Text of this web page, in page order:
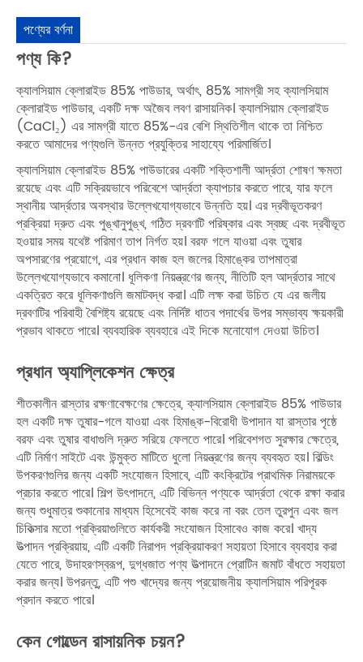
পণ্যের বর্ণনা
পণ্য কি?
ক্যালসিয়াম ক্লোরাইড 85% পাউডার, অর্থাৎ, 85% সামগ্রী সহ ক্যালসিয়াম
ক্লোরাইড পাউডার, একটি দক্ষ অজৈব লবণ রাসায়নিক। ক্যালসিয়াম ক্লোরাইড
(CaCl₂) এর সামগ্রী যাতে 85%-এর বেশি স্থিতিশীল থাকে তা নিশ্চিত
করতে আমাদের পণ্যগুলি উন্নত প্রযুক্তির সাহায্যে পরিমার্জিত।
ক্যালসিয়াম ক্লোরাইড 85% পাউডারের একটি শক্তিশালী আর্দ্রতা শোষণ ক্ষমতা
রয়েছে এবং এটি সক্রিয়ভাবে পরিবেশে আর্দ্রতা ক্যাপচার করতে পারে, যার ফলে
স্থানীয় আর্দ্রতার অবস্থার উল্লেখযোগ্যভাবে উন্নতি হয়। এর দ্রবীভূতকরণ
প্রক্রিয়া দ্রুত এবং পুঙ্খানুপুঙ্খ, গঠিত দ্রবণটি পরিষ্কার এবং স্বচ্ছ এবং দ্রবীভূত
হওয়ার সময় যথেষ্ট পরিমাণ তাপ নির্গত হয়। বরফ গলে যাওয়া এবং তুষার
অপসারণের প্রয়োগে, এর প্রধান কাজ হল জলের হিমাঙ্কের তাপমাত্রা
উল্লেখযোগ্যভাবে কমানো। ধূলিকণা নিয়ন্ত্রণের জন্য, নীতিটি হল আর্দ্রতার সাথে
একত্রিত করে ধূলিকণাগুলি জমাটবদ্ধ করা। এটি লক্ষ করা উচিত যে এর জলীয়
দ্রবণটির পরিবাহী বৈশিষ্ট্য রয়েছে এবং নির্দিষ্ট ধাতব পদার্থের উপর সম্ভাব্য ক্ষয়কারী
প্রভাব থাকতে পারে। ব্যবহারিক ব্যবহারে এই দিকে মনোযোগ দেওয়া উচিত।
প্রধান অ্যাপ্লিকেশন ক্ষেত্র
শীতকালীন রাস্তার রক্ষণাবেক্ষণের ক্ষেত্রে, ক্যালসিয়াম ক্লোরাইড 85% পাউডার
হল একটি দক্ষ তুষার-গলে যাওয়া এবং হিমাঙ্ক-বিরোধী উপাদান যা রাস্তার পৃষ্ঠে
বরফ এবং তুষার বাধাগুলি দ্রুত সরিয়ে ফেলতে পারে। পরিবেশগত সুরক্ষার ক্ষেত্রে,
এটি নির্মাণ সাইটে এবং উন্মুক্ত মাটিতে ধুলো নিয়ন্ত্রণের জন্য ব্যবহৃত হয়। বিল্ডিং
উপকরণগুলির জন্য একটি সংযোজন হিসাবে, এটি কংক্রিটের প্রাথমিক নিরাময়কে
প্রচার করতে পারে। শিল্প উৎপাদনে, এটি বিভিন্ন পণ্যকে আর্দ্রতা থেকে রক্ষা করার
জন্য শুধুমাত্র শুকানোর মাধ্যম হিসেবেই কাজ করে না বরং তেল তুরপুন এবং জল
চিকিত্সার মতো প্রক্রিয়াগুলিতে কার্যকরী সংযোজন হিসাবেও কাজ করে। খাদ্য
উত্পাদন প্রক্রিয়ায়, এটি একটি নিরাপদ প্রক্রিয়াকরণ সহায়তা হিসাবে ব্যবহার করা
যেতে পারে, উদাহরণস্বরূপ, দুগ্ধজাত পণ্য উত্পাদনে প্রোটিন জমাট বাঁধতে সহায়তা
করার জন্য। উপরন্তু, এটি পশু খাদ্যের জন্য প্রয়োজনীয় ক্যালসিয়াম পরিপূরক
প্রদান করতে পারে।
কেন গোল্ডেন রাসায়নিক চয়ন?